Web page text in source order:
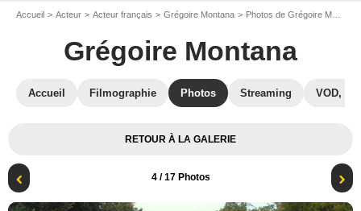
Accueil Acteur Acteur français Grégoire Montana Photos de Grégoire Montana
Grégoire Montana
Accueil Filmographie Photos Streaming VOD,
RETOUR À LA GALERIE
4/ 17 Photos